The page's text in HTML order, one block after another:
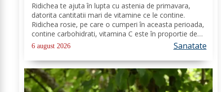
Ridichea te ajuta în lupta cu astenia de primavara,
datorita cantitatii mari de vitamine ce le contine.
Ridichea rosie, pe care o cumperi în aceasta perioada,
contine carbohidrati, vitamina C este în proportie de
25%, vitamina B, acid folic, potasiu, magneziu si multe
alte componente ce-ti sunt de...
6 august 2026 Sanatate